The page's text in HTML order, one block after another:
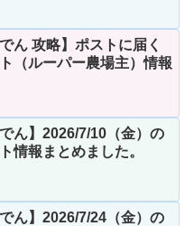
ん 攻略】ポストに届く
（ルーパー農場主）情報
でん】2026/7/10（金）の
情報まとめました。
でん】2026/7/24（金）の